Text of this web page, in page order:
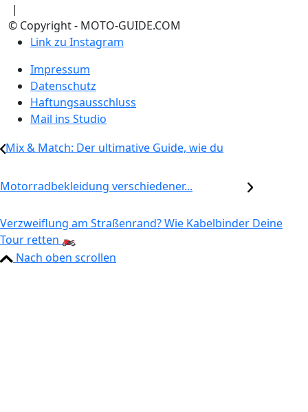
|
© Copyright - MOTO-GUIDE.COM
Link zu Instagram
Impressum
Datenschutz
Haftungsausschluss
Mail ins Studio
Mix & Match: Der ultimative Guide, wie du
Motorradbekleidung verschiedener...
Verzweiflung am Straßenrand? Wie Kabelbinder Deine
Tour retten 🏍️
Nach oben scrollen